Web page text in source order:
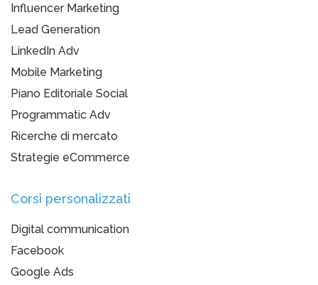
Influencer Marketing
Lead Generation
LinkedIn Adv
Mobile Marketing
Piano Editoriale Social
Programmatic Adv
Ricerche di mercato
Strategie eCommerce
Corsi personalizzati
Digital communication
Facebook
Google Ads